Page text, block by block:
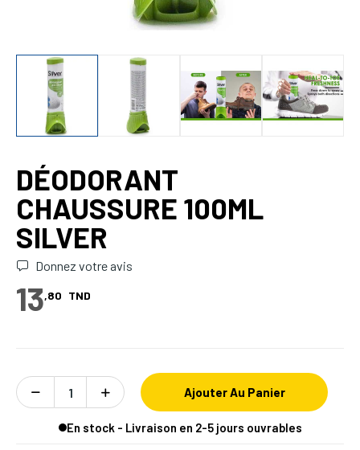
DÉODORANT
CHAUSSURE 100ML
SILVER
Donnez votre avis
13,80 TND
Ajouter Au Panier
En stock - Livraison en 2-5 jours ouvrables